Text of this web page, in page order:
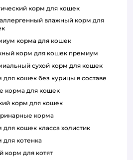
корм для кошек
корма для кошек
корм для кошек премиум
сухой корм для кошек
для кошек без курицы в составе
корма для кошек
корм для кошек
корма
для кошек класса холистик
для котенка
корм для котят